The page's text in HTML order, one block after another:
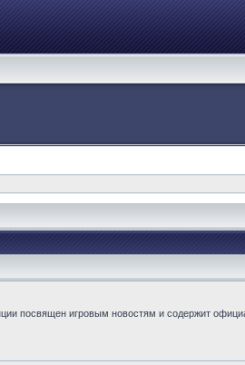
посвящен игровым новостям и содержит